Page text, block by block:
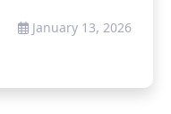
January 13, 2026